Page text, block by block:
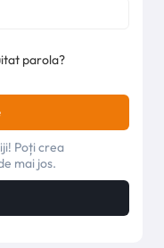
parola?
Poți crea
mai jos.